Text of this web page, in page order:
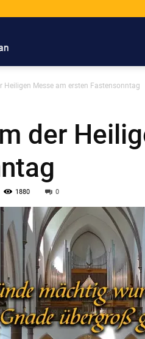
Hll.
Cosmas
und
Damian
Heiligen Messe am ersten Fastensonntag
der
1880 0